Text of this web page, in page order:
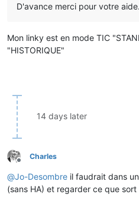
D'avance merci pour votre aide.
Mon linky est en mode TIC
"HISTORIQUE"
14 days later
Offline
Charles
@Jo-Desombre il faudrait dans
(sans HA) et regarder ce que